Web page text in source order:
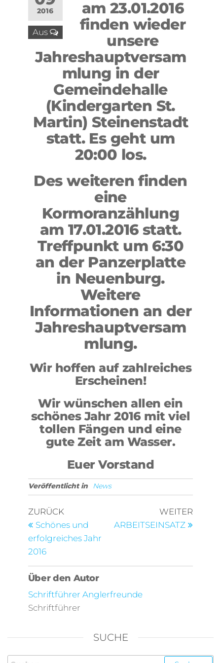
2016
Aus
am 23.01.2016
finden wieder
unsere
Jahreshauptversam
mlung in der
Gemeindehalle
(Kindergarten St.
Martin) Steinenstadt
statt. Es geht um
20:00 los.
Des weiteren finden
eine
Kormoranzählung
am 17.01.2016 statt.
Treffpunkt um 6:30
an der Panzerplatte
in Neuenburg.
Weitere
Informationen an der
Jahreshauptversam
mlung.
Wir hoffen auf zahlreiches
Erscheinen!
Wir wünschen allen ein
schönes Jahr 2016 mit viel
tollen Fängen und eine
gute Zeit am Wasser.
Euer Vorstand
Veröffentlicht in News
ZURÜCK
Schönes und
erfolgreiches Jahr
2016
WEITER
ARBEITSEINSATZ
Über den Autor
Schriftführer Anglerfreunde
Schriftführer
SUCHE